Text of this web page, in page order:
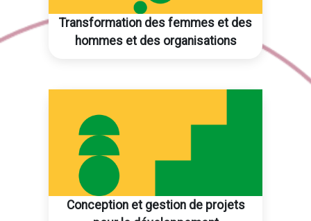
Transformation des femmes et des
hommes et des organisations
Conception et gestion de projets